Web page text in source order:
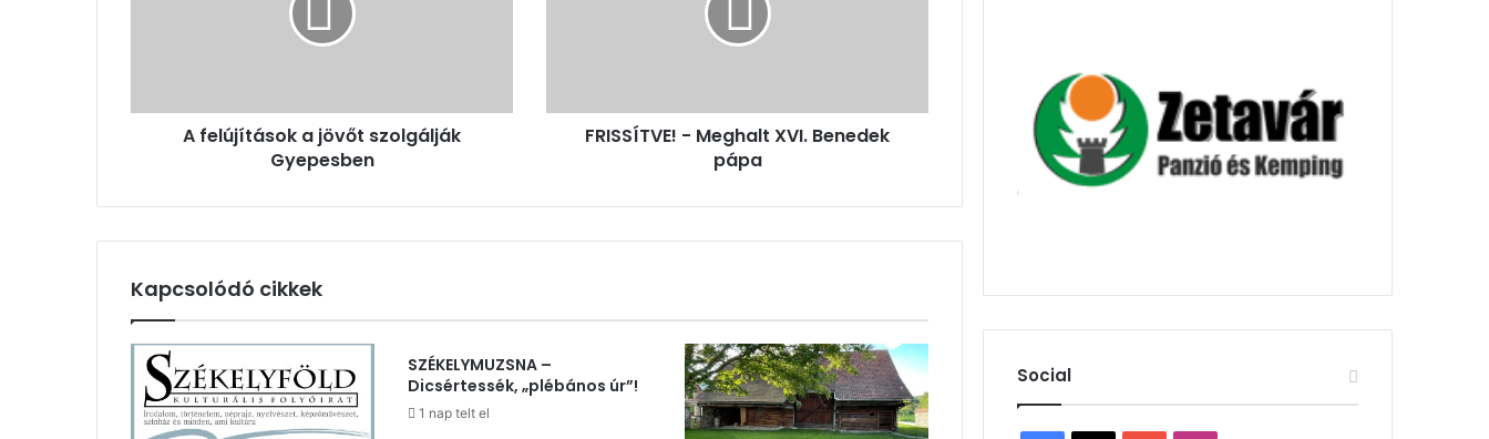
A felújítások a jövőt szolgálják
Gyepesben
FRISSÍTVE! - Meghalt XVI. Benedek
pápa
Kapcsolódó cikkek
SZÉKELYMUZSNA –
Dicsértessék, „plébános úr”!
1 nap telt el
Social